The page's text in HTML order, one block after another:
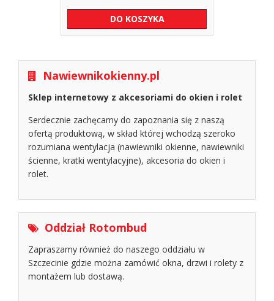
DO KOSZYKA
Nawiewnikokienny.pl
Sklep internetowy z akcesoriami do okien i rolet
Serdecznie zachęcamy do zapoznania się z naszą
ofertą produktową, w skład której wchodzą szeroko
rozumiana wentylacja (nawiewniki okienne, nawiewniki
ścienne, kratki wentylacyjne), akcesoria do okien i
rolet.
Oddział Rotombud
Zapraszamy również do naszego oddziału w
Szczecinie gdzie można zamówić okna, drzwi i rolety z
montażem lub dostawą.